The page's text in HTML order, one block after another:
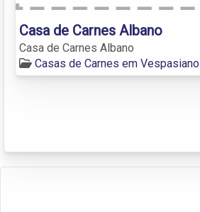
Casa de Carnes Albano
Casa de Carnes Albano
Casas de Carnes em Vespasiano